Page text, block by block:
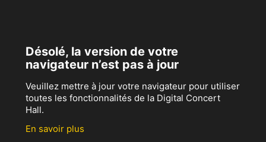
Désolé, la version de votre
navigateur n’est pas à jour
Veuillez mettre à jour votre navigateur pour utiliser
toutes les fonctionnalités de la Digital Concert
Hall.
En savoir plus